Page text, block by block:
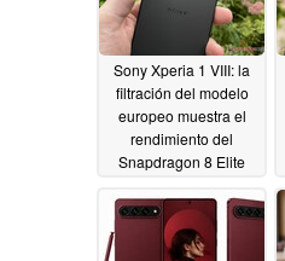
Sony Xperia 1 VIII: la
filtración del modelo
europeo muestra el
rendimiento del
Snapdragon 8 Elite
de RAM05/06/2026